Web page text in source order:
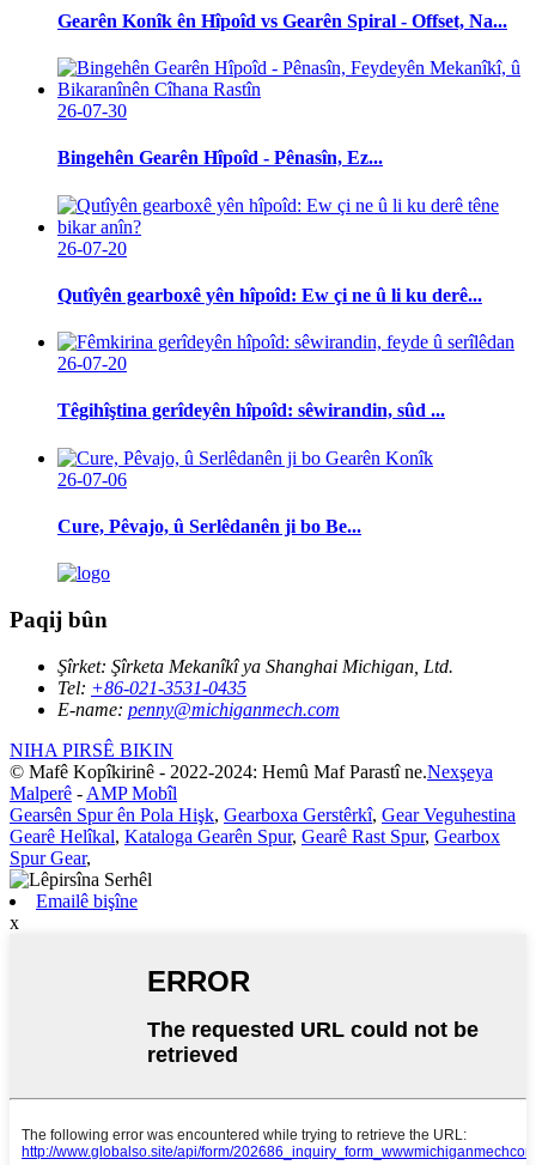
Gearên Konîk ên Hîpoîd vs Gearên Spiral - Offset, Na...
26-07-30
Bingehên Gearên Hîpoîd - Pênasîn, Ez...
26-07-20
Qutîyên gearboxê yên hîpoîd: Ew çi ne û li ku derê...
26-07-20
Têgihîştina gerîdeyên hîpoîd: sêwirandin, sûd ...
26-07-06
Cure, Pêvajo, û Serlêdanên ji bo Be...
Paqij bûn
Şîrket: Şîrketa Mekanîkî ya Shanghai Michigan, Ltd.
Tel: +86-021-3531-0435
E-name: penny@michiganmech.com
NIHA PIRSÊ BIKIN
© Mafê Kopîkirinê - 2022-2024: Hemû Maf Parastî ne.Nexşeya
Malperê - AMP Mobîl
Gearsên Spur ên Pola Hişk, Gearboxa Gerstêrkî, Gear Veguhestina
Gearê Helîkal, Kataloga Gearên Spur, Gearê Rast Spur, Gearbox
Spur Gear,
Emailê bişîne
x